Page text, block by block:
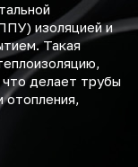
изоляцией и
Такая
делает трубы